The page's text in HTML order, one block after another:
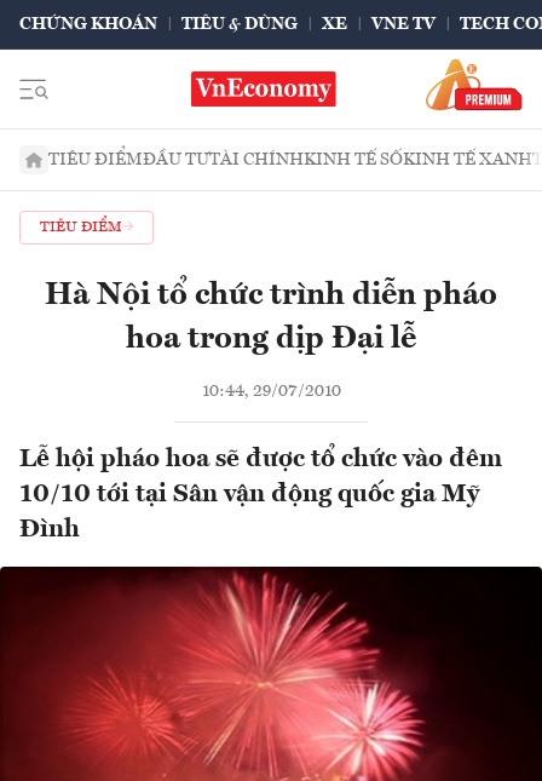
CHỨNG KHOÁN TIÊU & DÙNG XE VNE TV TECH
TIÊU ĐIỂMĐẦU TƯTÀI CHÍNHKINH TẾ SỐKINH TẾ XANH
TIÊU ĐIỂM
Hà Nội tổ chức trình diễn pháo
hoa trong dịp Đại lễ
10:44, 29/07/2010
Lễ hội pháo hoa sẽ được tổ chức vào đêm
10/10 tới tại Sân vận động quốc gia Mỹ
Đình